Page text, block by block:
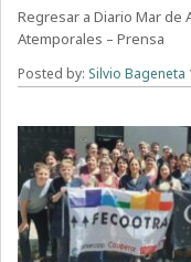
Regresar a Diario Mar de
Atemporales – Prensa
Posted by: Silvio Bageneta